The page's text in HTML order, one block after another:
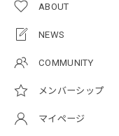
ABOUT
NEWS
COMMUNITY
メンバーシップ
マイページ